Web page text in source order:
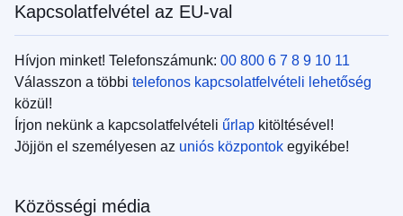
Kapcsolatfelvétel az EU-val
Hívjon minket! Telefonszámunk: 00 800 6 7 8 9 10 11
Válasszon a többi telefonos kapcsolatfelvételi lehetőség
közül!
Írjon nekünk a kapcsolatfelvételi űrlap kitöltésével!
Jöjjön el személyesen az uniós központok egyikébe!
Közösségi média